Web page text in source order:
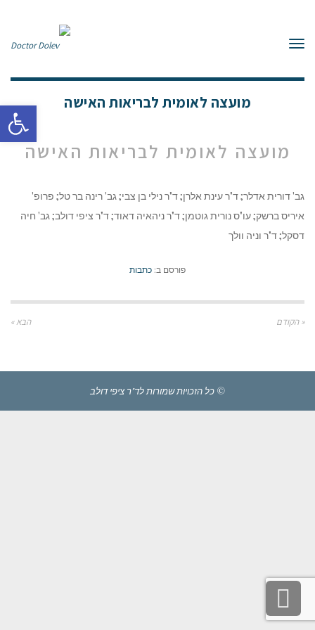
פתח
תפריט
מועצה לאומית לבריאות האישה
מועצה לאומית לבריאות האישה
גב' דורית אדלר; ד"ר עינת אלרן; ד"ר נילי בן צבי; גב' רינה בר טל; פרופ'
איריס ברשק; עו"ס נורית גוטמן; ד"ר ניהאיה דאוד; ד"ר ציפי דולב; גב' חיה
דסקל; ד"ר וניה וולך
פורסם ב: כתבות
« הקודם הבא »
© כל הזכויות שמורות לד"ר ציפי דולב
לראש